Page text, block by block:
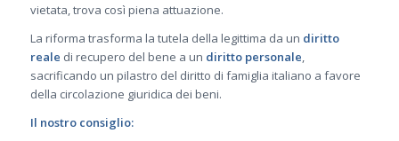
vietata, trova così piena attuazione.
La riforma trasforma la tutela della legittima da un diritto
reale di recupero del bene a un diritto personale,
sacrificando un pilastro del diritto di famiglia italiano a favore
della circolazione giuridica dei beni.
Il nostro consiglio: